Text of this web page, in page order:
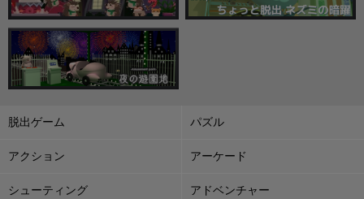
脱出ゲーム パズル
アクション アーケード
シューティング アドベンチャー